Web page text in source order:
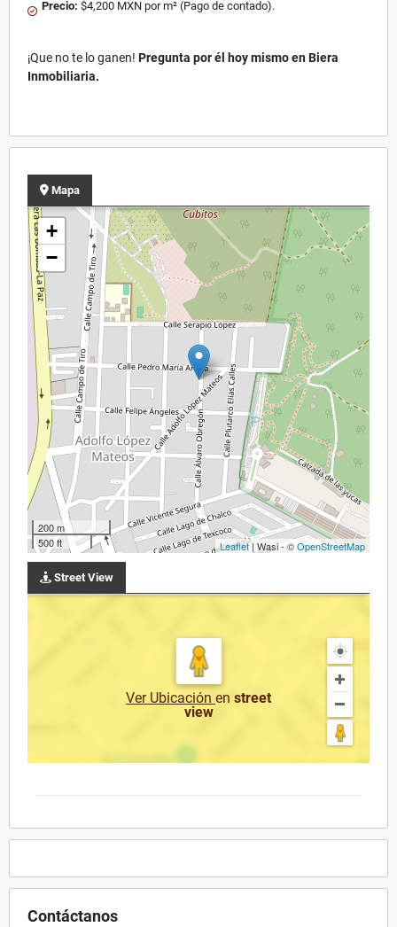
Precio: $4,200 MXN por m² (Pago de contado).
¡Que no te lo ganen! Pregunta por él hoy mismo en Biera
Inmobiliaria.
Mapa
+
−
200 m
500 ft
Leaflet| Wasi - ©OpenStreetMap
Street View
Ver Ubicación en street
view
Contáctanos